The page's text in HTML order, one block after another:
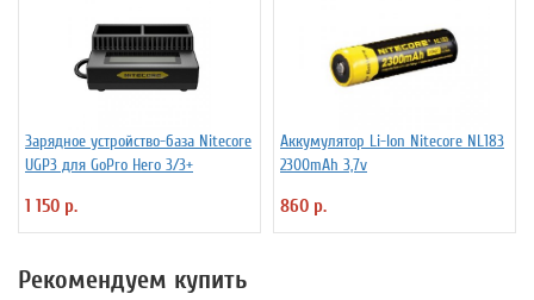
Зарядное устройство-база Nitecore
UGP3 для GoPro Hero 3/3+
1 150 р.
Аккумулятор Li-Ion Niteсore NL183
2300mAh 3,7v
860 р.
Рекомендуем купить